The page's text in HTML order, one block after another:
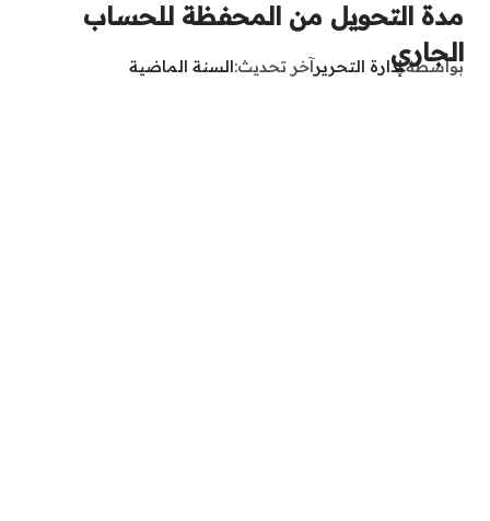
مدة التحويل من المحفظة للحساب
الجاري
بواسطةإدارة التحريرآخر تحديث السنة الماضية